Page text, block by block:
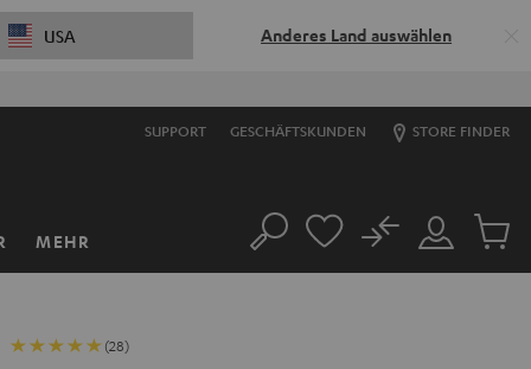
USA Anderes Land auswählen
SUPPORT GESCHÄFTSKUNDEN STORE FINDER
MEHR Suche
Mein
Konto
No
Artikel
(28)